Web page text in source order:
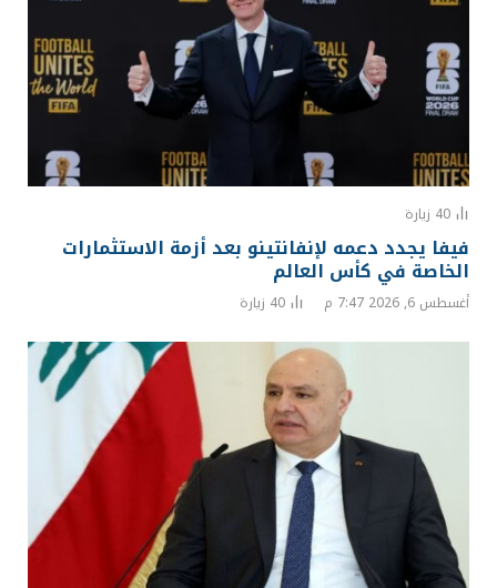
40 زيارة
فيفا يجدد دعمه لإنفانتينو بعد أزمة الاستثمارات
الخاصة في كأس العالم
أغسطس 6, 2026 7:47 م 40 زيارة